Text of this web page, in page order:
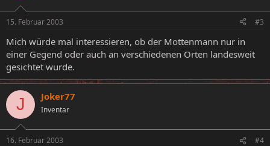
15. Februar 2003 #3
Mich würde mal interessieren, ob der Mottenmann nur in
einer Gegend oder auch an verschiedenen Orten landesweit
gesichtet wurde.
J Joker77
Inventar
16. Februar 2003 #4